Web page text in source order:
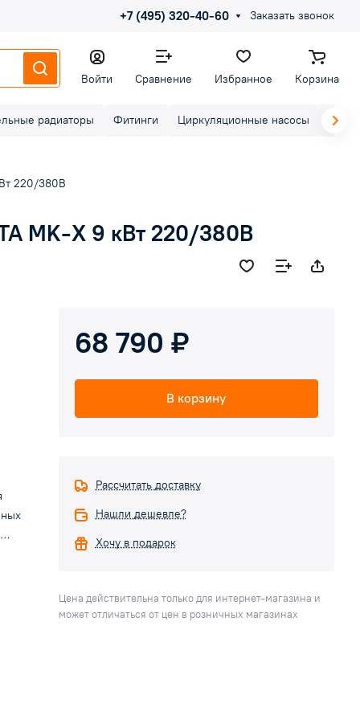
+7 (495) 320-40-60 Заказать звонок
Войти Сравнение Избранное Корзина
радиаторы Фитинги Циркуляционные насосы
220/380В
MK-X 9 кВт 220/380В
в
68 790 ₽
В корзину
Рассчитать доставку
Нашли дешевле?
Хочу в подарок
Цена действительна только для интернет-магазина и
может отличаться от цен в розничных магазинах